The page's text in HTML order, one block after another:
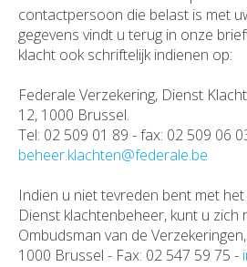
contactpersoon die belast is met
gegevens vindt u terug in onze
klacht ook schriftelijk indienen op:
Federale Verzekering, Dienst
12, 1000 Brussel.
Tel: 02 509 01 89 - fax: 02 509 06
beheer.klachten@federale.be
Indien u niet tevreden bent met
Dienst klachtenbeheer, kunt u zich
Ombudsman van de
1000 Brussel - Fax: 02 547 59 75 -